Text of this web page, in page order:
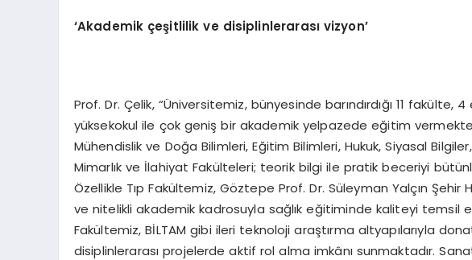
‘Akademik çeşitlilik ve disiplinlerarası vizyon’
Prof. Dr. Çelik, “Üniversitemiz, bünyesinde barındırdığı 11
yüksekokul ile çok geniş bir akademik yelpazede eğitim
Mühendislik ve Doğa Bilimleri, Eğitim Bilimleri, Hukuk, Siyasal
Mimarlık ve İlahiyat Fakülteleri; teorik bilgi ile pratik beceriyi
Özellikle Tıp Fakültemiz, Göztepe Prof. Dr. Süleyman Yalçın
ve nitelikli akademik kadrosuyla sağlık eğitiminde kaliteyi temsil
Fakültemiz, BİLTAM gibi ileri teknoloji araştırma altyapılarıyla
disiplinlerarası projelerde aktif rol alma imkânı sunmaktadır.